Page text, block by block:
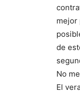
mejor
de
No
El